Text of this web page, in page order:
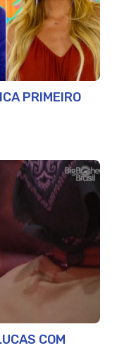
PRIMEIRO
COM